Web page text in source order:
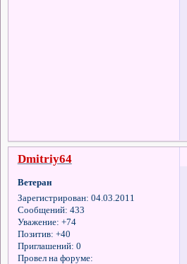
Dmitriy64
Ветеран
Зарегистрирован: 04.03.2011
Сообщений: 433
Уважение: +74
Позитив: +40
Приглашений: 0
Провел на форуме: